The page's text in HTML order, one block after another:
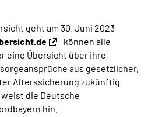
(DGS)
geht am 30. Juni 2023
können alle
eine Übersicht über ihre
aus gesetzlicher,
Alterssicherung zukünftig
die Deutsche
hin.